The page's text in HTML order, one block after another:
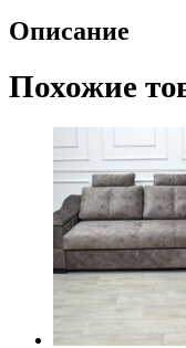
Описание
Похожие